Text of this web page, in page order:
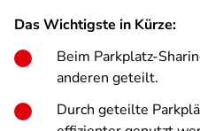
Das Wichtigste in Kürze:
Beim Parkplatz-
anderen geteilt.
Durch geteilte